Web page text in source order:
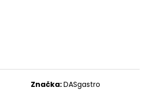
Značka:DASgastro